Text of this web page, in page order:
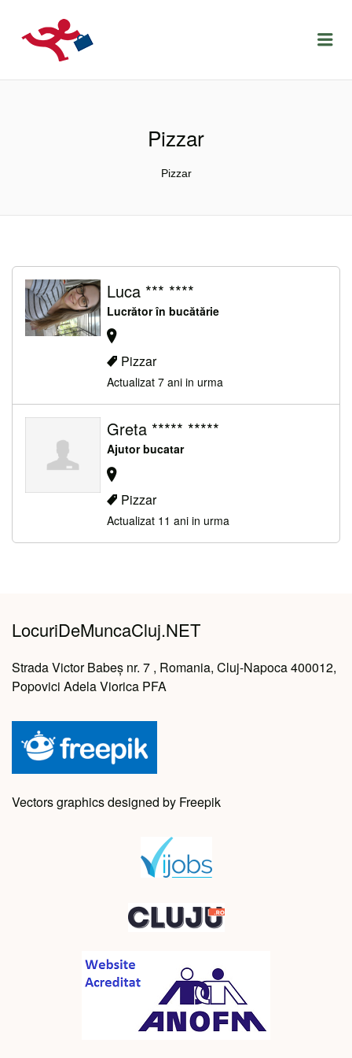
LOCURIDEMUNCACLUJ.NET
Pizzar
Pizzar
Luca *** ****
Lucrător în bucătărie
Pizzar
Actualizat 7 ani in urma
Greta ***** *****
Ajutor bucatar
Pizzar
Actualizat 11 ani in urma
LocuriDeMuncaCluj.NET
Strada Victor Babeș nr. 7 , Romania, Cluj-Napoca 400012,
Popovici Adela Viorica PFA
Vectors graphics designed by Freepik